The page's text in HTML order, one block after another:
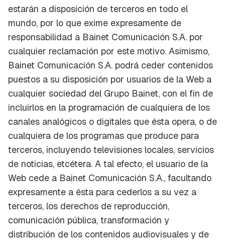
estarán a disposición de terceros en todo el
mundo, por lo que exime expresamente de
responsabilidad a Bainet Comunicación S.A. por
cualquier reclamación por este motivo. Asimismo,
Bainet Comunicación S.A. podrá ceder contenidos
puestos a su disposición por usuarios de la Web a
cualquier sociedad del Grupo Bainet, con el fin de
incluirlos en la programación de cualquiera de los
canales analógicos o digitales que ésta opera, o de
cualquiera de los programas que produce para
terceros, incluyendo televisiones locales, servicios
de noticias, etcétera. A tal efecto, el usuario de la
Web cede a Bainet Comunicación S.A., facultando
expresamente a ésta para cederlos a su vez a
terceros, los derechos de reproducción,
comunicación pública, transformación y
distribución de los contenidos audiovisuales y de